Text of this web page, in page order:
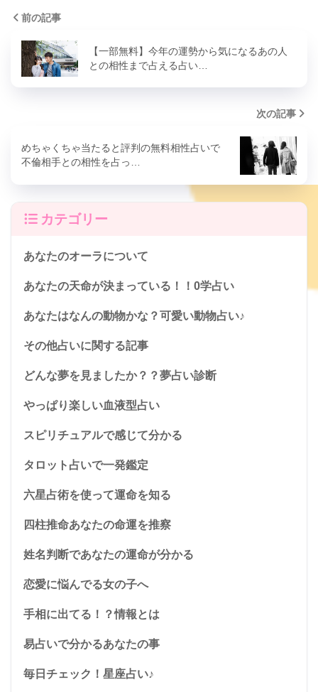
前の記事
【一部無料】今年の運勢から気になるあの人
との相性まで占える占い…
次の記事
めちゃくちゃ当たると評判の無料相性占いで
不倫相手との相性を占っ…
カテゴリー
あなたのオーラについて
あなたの天命が決まっている！！0学占い
あなたはなんの動物かな？可愛い動物占い♪
その他占いに関する記事
どんな夢を見ましたか？？夢占い診断
やっぱり楽しい血液型占い
スピリチュアルで感じて分かる
タロット占いで一発鑑定
六星占術を使って運命を知る
四柱推命あなたの命運を推察
姓名判断であなたの運命が分かる
恋愛に悩んでる女の子へ
手相に出てる！？情報とは
易占いで分かるあなたの事
毎日チェック！星座占い♪